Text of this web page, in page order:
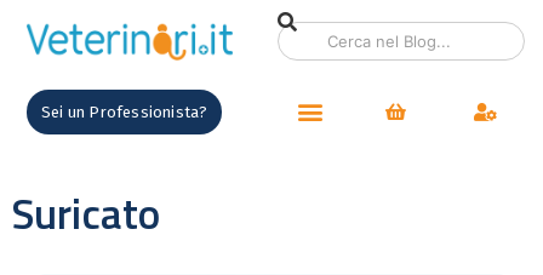
Sei un Professionista?
Suricato